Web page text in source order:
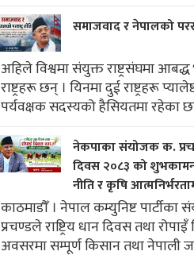
समाजवाद र नेपालको
अहिले विश्वमा संयुक्त राष्ट्रसंघमा
राष्ट्रहरू छन् । यिनमा दुई राष्ट्रहरू
पर्यवक्षक सदस्यको हैसियतमा रहेका
नेकपाका संयोजक क.
दिवस २०८३ को
नीति र कृषि
काठमाडौँ । नेपाल कम्युनिष्ट
प्रचण्डले राष्ट्रिय धान दिवस तथा
अवसरमा सम्पूर्ण किसान तथा नेपाली